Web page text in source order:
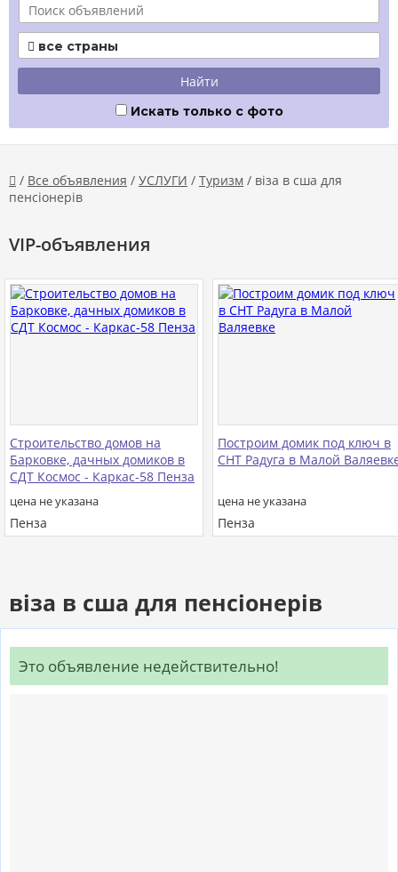
 все страны
Искать только с фото
 / Все объявления / УСЛУГИ / Туризм / віза в сша для
пенсіонерів
VIP-объявления
Строительство домов на
Барковке, дачных домиков в
СДТ Космос - Каркас-58 Пенза
цена не указана
Пенза
Построим домик под ключ в
СНТ Радуга в Малой
цена не указана
Пенза
віза в сша для пенсіонерів
Это объявление недействительно!